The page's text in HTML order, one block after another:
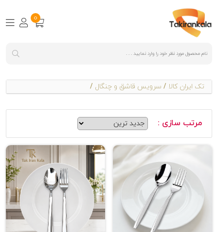
0
تک ایران کالا / سرویس قاشق و چنگال /
مرتب سازی :